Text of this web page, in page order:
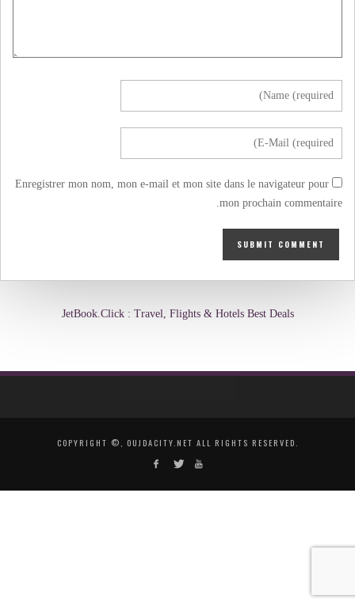
Enregistrer mon nom, mon e-mail et mon site dans le navigateur pour
mon prochain commentaire.
JetBook.Click : Travel, Flights & Hotels Best Deals
COPYRIGHT ©, OUJDACITY.NET ALL RIGHTS RESERVED.